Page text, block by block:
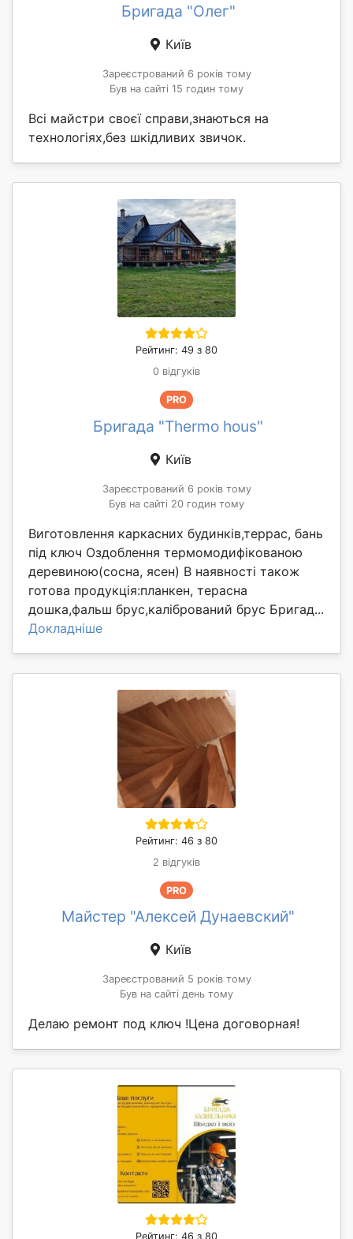
Бригада "Олег"
Київ
Зареєстрований 6 років тому
Був на сайті 15 годин тому
Всі майстри своєї справи,знаються на
технологіях,без шкідливих звичок.
Рейтинг: 49 з 80
0 відгуків
PRO
Бригада "Thermo hous"
Київ
Зареєстрований 6 років тому
Був на сайті 20 годин тому
Виготовлення каркасних будинків,террас, бань
під ключ Оздоблення термомодифікованою
деревиною(сосна, ясен) В наявності також
готова продукція:планкен, терасна
дошка,фальш брус,калібрований брус Бригад...
Докладніше
Рейтинг: 46 з 80
2 відгуків
PRO
Майстер "Алексей Дунаевский"
Київ
Зареєстрований 5 років тому
Був на сайті день тому
Делаю ремонт под ключ !Цена договорная!
Рейтинг: 46 з 80